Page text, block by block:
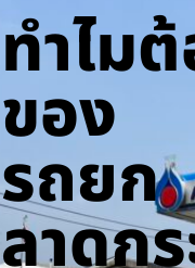
ทำไม
ของ
รถยก
ลาดก